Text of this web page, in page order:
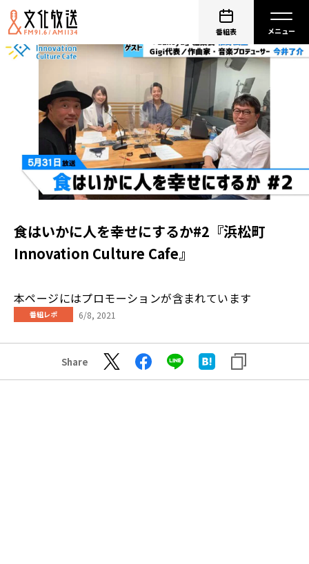
番組表
食はいかに人を幸せにするか#2『浜松町
Innovation Culture Cafe』
本ページにはプロモーションが含まれています
番組レポ 6/8, 2021
Share